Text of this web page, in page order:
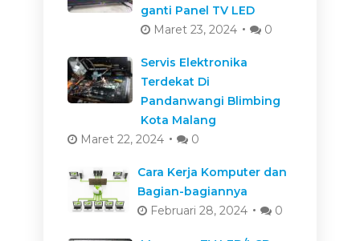
ganti Panel TV LED
Maret 23, 2024
0
Servis Elektronika
Terdekat Di
Pandanwangi Blimbing
Kota Malang
Maret 22, 2024
0
Cara Kerja Komputer dan
Bagian-bagiannya
Februari 28, 2024
0